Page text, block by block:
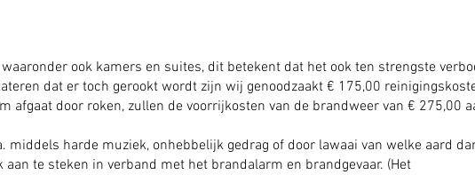
ook kamers en suites, dit betekent dat het ook ten strengste
dat er toch gerookt wordt zijn wij genoodzaakt € 175,00
afgaat door roken, zullen de voorrijkosten van de brandweer van € 275,00
middels harde muziek, onhebbelijk gedrag of door lawaai van welke aard
te steken in verband met het brandalarm en brandgevaar. (Het